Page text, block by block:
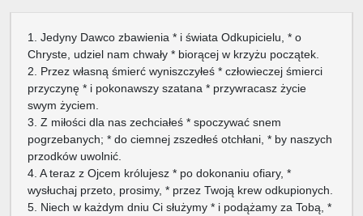
1. Jedyny Dawco zbawienia * i świata Odkupicielu, * o
Chryste, udziel nam chwały * biorącej w krzyżu początek.
2. Przez własną śmierć wyniszczyłeś * człowieczej śmierci
przyczynę * i pokonawszy szatana * przywracasz życie
swym życiem.
3. Z miłości dla nas zechciałeś * spoczywać snem
pogrzebanych; * do ciemnej zszedłeś otchłani, * by naszych
przodków uwolnić.
4. A teraz z Ojcem królujesz * po dokonaniu ofiary, *
wysłuchaj przeto, prosimy, * przez Twoją krew odkupionych.
5. Niech w każdym dniu Ci służymy * i podążamy za Tobą, *